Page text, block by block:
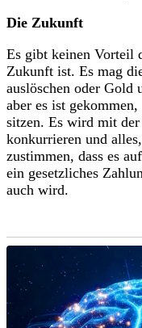
Die Zukunft
Es gibt keinen Vorteil
Zukunft ist. Es mag
auslöschen oder Gold
aber es ist
sitzen. Es wird mit
konkurrieren und
zustimmen, dass es
ein gesetzliches
auch wird.